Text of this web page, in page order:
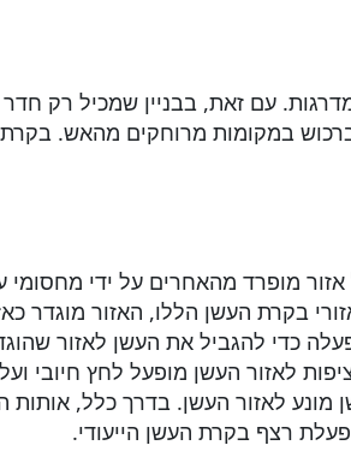
עם זאת, בבניין שמכיל רק
ברכוש במקומות מרוחקים מהאש.
מופרד מהאחרים על ידי מחסומי
בקרת העשן הללו, האזור מוגדר
כדי להגביל את העשן לאזור
לאזור העשן מופעל לחץ חיובי
מונע לאזור העשן. בדרך כלל,